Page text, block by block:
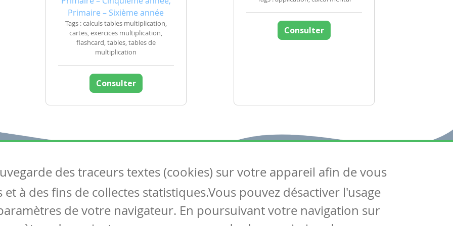
Primaire – Sixième année
Tags : calculs tables multiplication,
cartes, exercices multiplication,
flashcard, tables, tables de
multiplication
Consulter
Consulter
Articles
Tous les articles
Articles DYS
Suivez-nous
Contactez-nous
Soutien scolaire
des traceurs textes (cookies) sur votre appareil afin de vous
à des fins de collectes statistiques.Vous pouvez désactiver l'usage
de votre navigateur. En poursuivant votre navigation sur